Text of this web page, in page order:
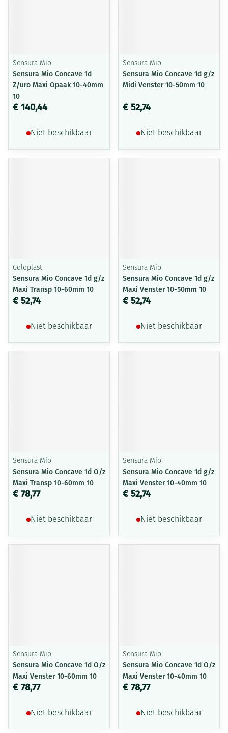
Sensura Mio
Sensura Mio Concave 1d
Z/uro Maxi Opaak 10-40mm
10
€ 140,44
Niet beschikbaar
Sensura Mio
Sensura Mio Concave 1d g/z
Midi Venster 10-50mm 10
€ 52,74
Niet beschikbaar
Coloplast
Sensura Mio Concave 1d g/z
Maxi Transp 10-60mm 10
€ 52,74
Niet beschikbaar
Sensura Mio
Sensura Mio Concave 1d g/z
Maxi Venster 10-50mm 10
€ 52,74
Niet beschikbaar
Sensura Mio
Sensura Mio Concave 1d O/z
Maxi Transp 10-60mm 10
€ 78,77
Niet beschikbaar
Sensura Mio
Sensura Mio Concave 1d g/z
Maxi Venster 10-40mm 10
€ 52,74
Niet beschikbaar
Sensura Mio
Sensura Mio Concave 1d O/z
Maxi Venster 10-60mm 10
€ 78,77
Niet beschikbaar
Sensura Mio
Sensura Mio Concave 1d O/z
Maxi Venster 10-40mm 10
€ 78,77
Niet beschikbaar